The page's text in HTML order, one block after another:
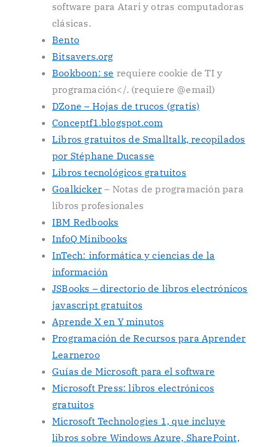
software para Atari y otras computadoras
clásicas.
Bento
Bitsavers.org
Bookboon: se requiere cookie de TI y
programación</. (requiere @email)
DZone – Hojas de trucos (gratis)
Conceptf1.blogspot.com
Libros gratuitos de Smalltalk, recopilados
por Stéphane Ducasse
Libros tecnológicos gratuitos
Goalkicker – Notas de programación para
libros profesionales
IBM Redbooks
InfoQ Minibooks
InTech: informática y ciencias de la
información
JSBooks – directorio de libros electrónicos
javascript gratuitos
Aprende X en Y minutos
Programación de Recursos para Aprender
Learneroo
Guías de Microsoft para el software
Microsoft Press: libros electrónicos
gratuitos
Microsoft Technologies 1, que incluye
libros sobre Windows Azure, SharePoint,